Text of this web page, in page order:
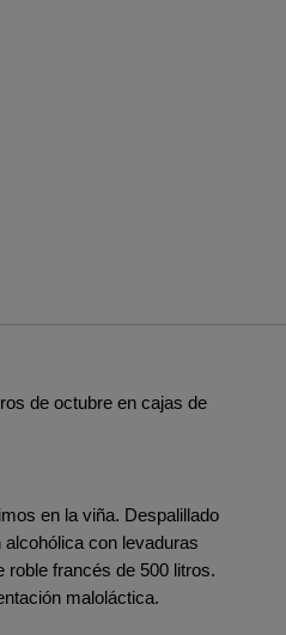
de octubre en cajas de
en la viña. Despalillado
con levaduras
roble francés de 500 litros.
maloláctica.